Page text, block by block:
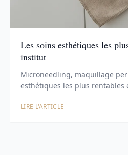
Les soins esthétiques les
institut
Microneedling, maquillage
esthétiques les plus rentables
LIRE L'ARTICLE